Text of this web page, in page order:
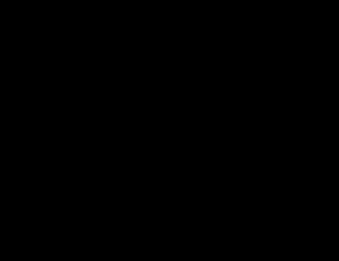
Desde las seis
Bernabéu se
de todas las